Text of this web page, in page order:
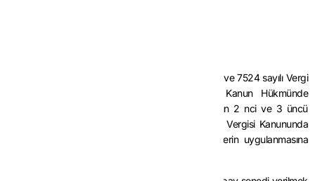
(1) Bu Tebliğin amacı; 28/7/2024 tarihli ve 7524 sayılı Vergi
Kanunları ile Bazı Kanunlarda ve 375 sayılı Kanun Hükmünde
Kararnamede Değişiklik Yapılmasına Dair Kanunun 2 nci ve 3 üncü
maddeleriyle 31/12/1960 tarihli ve 193 sayılı Gelir Vergisi Kanununda
yeniden düzenlenen 17 nci ve 69 uncu maddelerin uygulanmasına